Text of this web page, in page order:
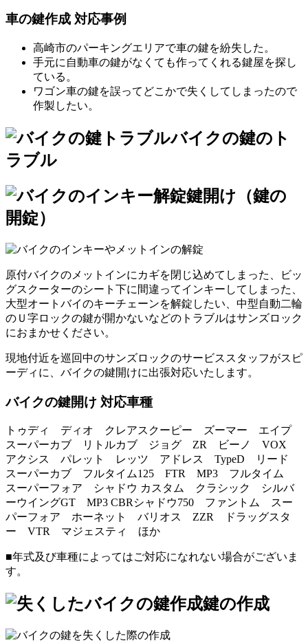
車の鍵作成 対応事例
高崎市のパーキングエリアで車の鍵を紛失した。
手元に自動車の鍵がなくても作ってくれる鍵屋を探し
ている。
ワゴン車の鍵を誤ってどこかで失くしてしまったので
作製したい。
バイクの鍵のト
ラブル
鍵開け（鍵の
開錠）
原付バイクのメットインにカギを閉じ込めてしまった、ビッ
グスクーターのシート下に間違ってインキーしてしまった、
大型オートバイのキーチェーンを解錠したい、中型自動二輪
のＵ字ロックの鍵が開かないなどのトラブルはサンズロック
におまかせください。
現地付近を巡回中のサンズロックのサービススタッフがスピ
ーディに、バイクの鍵開けに出張対応いたします。
バイクの鍵開け 対応車種
トゥディ ディオ クレアスクーピー ズーマー エイプ
スーパーカブ リトルカブ ジョグ ZR ビーノ VOX
アクシス パレット レッツ アドレス TypeD リード
スーパーカブ フルタイム125 FTR MP3 フルタイム
スーパーフォア シャドウ カスタム クラシック シルバ
ーウイングGT MP3 CBRシャドウ750 ファントム スー
パーフォア ホーネット バリオス ZZR ドラッグスタ
ー VTR マジェスティ ほか
■年式及び車種によってはご対応になれない場合がございま
す。
鍵の作成